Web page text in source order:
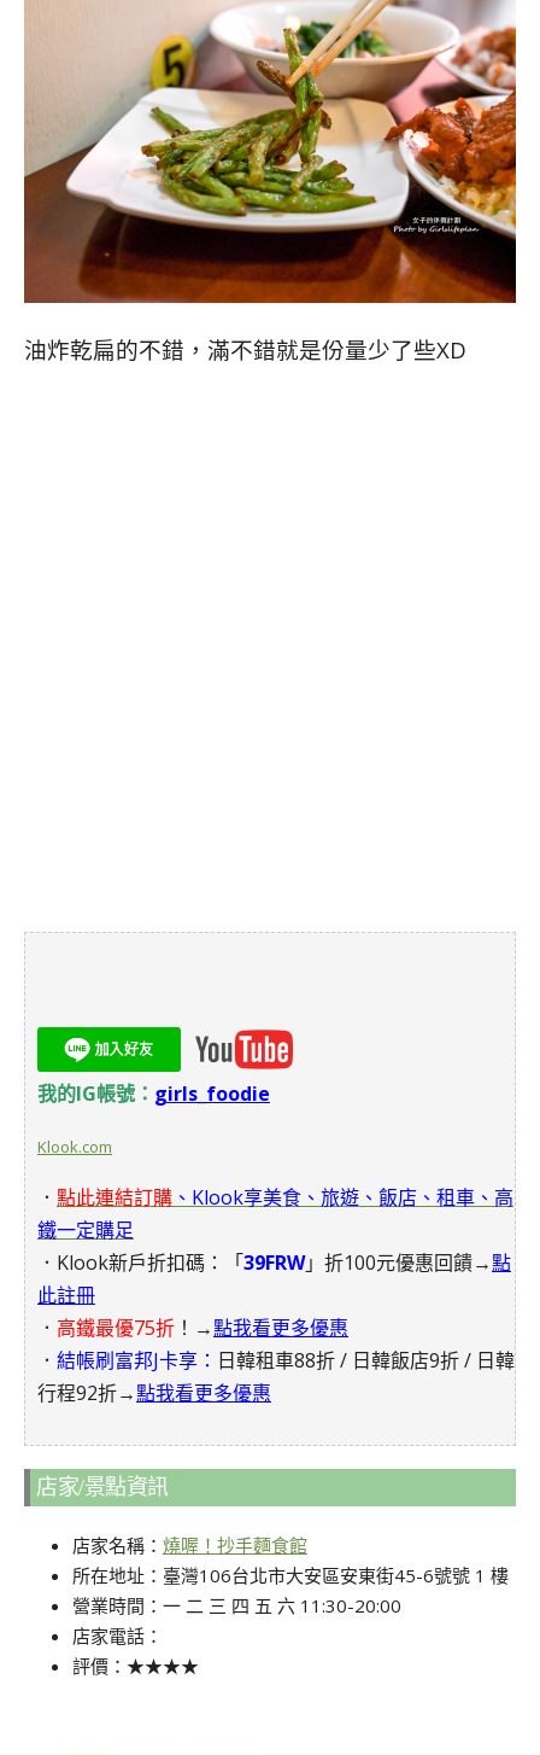
油炸乾扁的不錯，滿不錯就是份量少了些XD
我的IG帳號： girls_foodie
Klook.com
． 點此連結訂購 、Klook享美食、旅遊、飯店、租車、高
鐵一定購足
．Klook新戶折扣碼：「39FRW」折100元優惠回饋→點
此註冊
． 高鐵最優75折 ！→點我看更多優惠
． 結帳刷富邦J卡享： 日韓租車88折 / 日韓飯店9折 / 日韓
行程92折→點我看更多優惠
店家/景點資訊
店家名稱： 燒喔！抄手麵食館
所在地址：臺灣106台北市大安區安東街45-6號號 1 樓
營業時間：一 二 三 四 五 六 11:30-20:00
店家電話：
評價：★★★★